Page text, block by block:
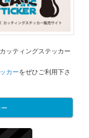
ッティングステッカー
カーをぜひご利用下さ